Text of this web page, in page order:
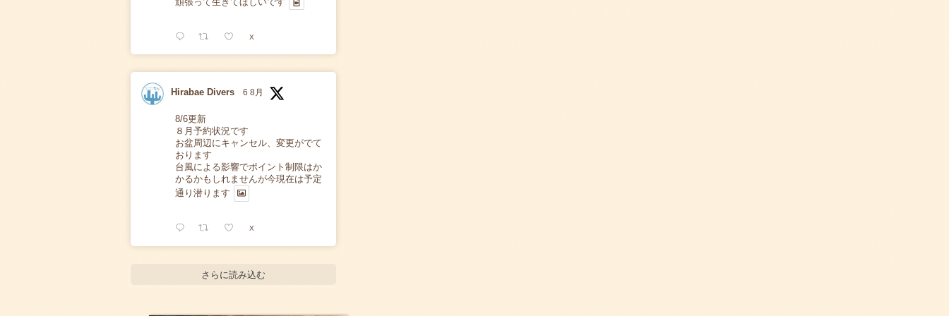
X
Hirabae Divers 6 8月
8/6更新
８月予約状況です
お盆周辺にキャンセル、変更がでて
おります
台風による影響でポイント制限はか
かるかもしれませんが今現在は予定
通り潜ります
X
さらに読み込む